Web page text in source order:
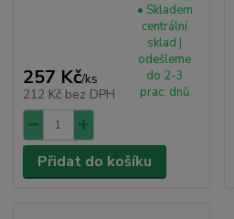
257 Kč/ks
212 Kč bez DPH
• Skladem
centrální
sklad |
odešleme
do 2-3
prac. dnů
Přidat do košíku